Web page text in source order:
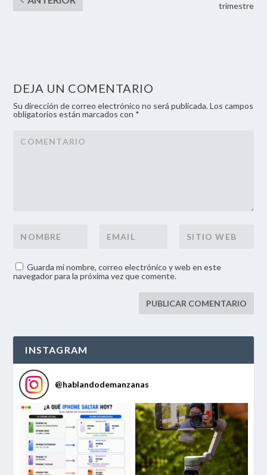
trimestre
DEJA UN COMENTARIO
Su dirección de correo electrónico no será publicada. Los campos
obligatorios están marcados con *
Guarda mi nombre, correo electrónico y web en este
navegador para la próxima vez que comente.
INSTAGRAM
@hablandodemanzanas